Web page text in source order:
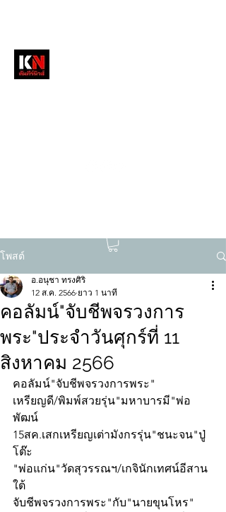
โพสต์
คอลัมน์"จับชีพจรวงการ
พระ"ประจำวันศุกร์ที่ 11
สิงหาคม 2566
อ.อนุชา ทรงศิริ
12 ส.ค. 2566 ยาว 1 นาที
คอลัมน์"จับชีพจรวงการพระ"
เหรียญดี/พิมพ์สวยรุ่น"มหาบารมี"พ่อ
พัฒน์
15สค.เสกเหรียญเต่ามังกรรุ่น"ชนะจน"ปู่
โต๊ะ
"พ่อแก่น"วัดสุวรรณฯ/เกจินักเทศน์อีสาน
ใต้
จับชีพจรวงการพระ"กับ"นายขุนโหร"